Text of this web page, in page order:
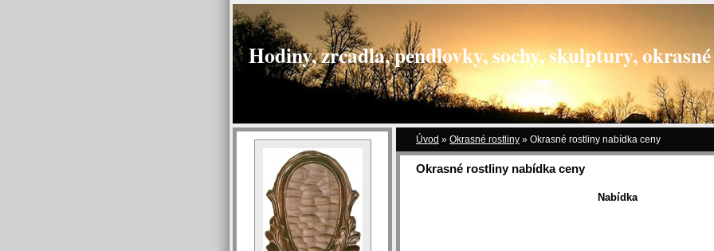
Hodiny, zrcadla, pendlovky, sochy, skulptury,
Úvod » Okrasné rostliny » Okrasné rostliny nabídka ceny
Okrasné rostliny nabídka ceny
Nabídka